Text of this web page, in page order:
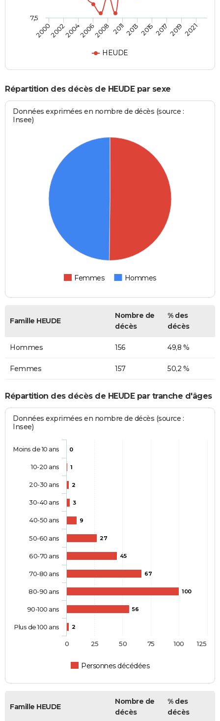
HEUDE
20002002200420062008 201120132015201720192021
7,5
Répartition des décès de HEUDE par sexe
Données exprimées en nombre de décès (source :
Insee)
Femmes Hommes
Famille HEUDE
Nombre de
décès
% des
décès
Hommes 156 49,8 %
Femmes 157 50,2 %
Répartition des décès de HEUDE par tranche d'âges
Données exprimées en nombre de décès (source :
Insee)
0
1
2
3
9
27
45
67
100
56
2
Personnes décédées
Moins de 10 ans
10-20 ans
20-30 ans
30-40 ans
40-50 ans
50-60 ans
60-70 ans
70-80 ans
80-90 ans
90-100 ans
Plus de 100 ans
0 100
25 50 75 125
Famille HEUDE
Nombre de
décès
% des
décès